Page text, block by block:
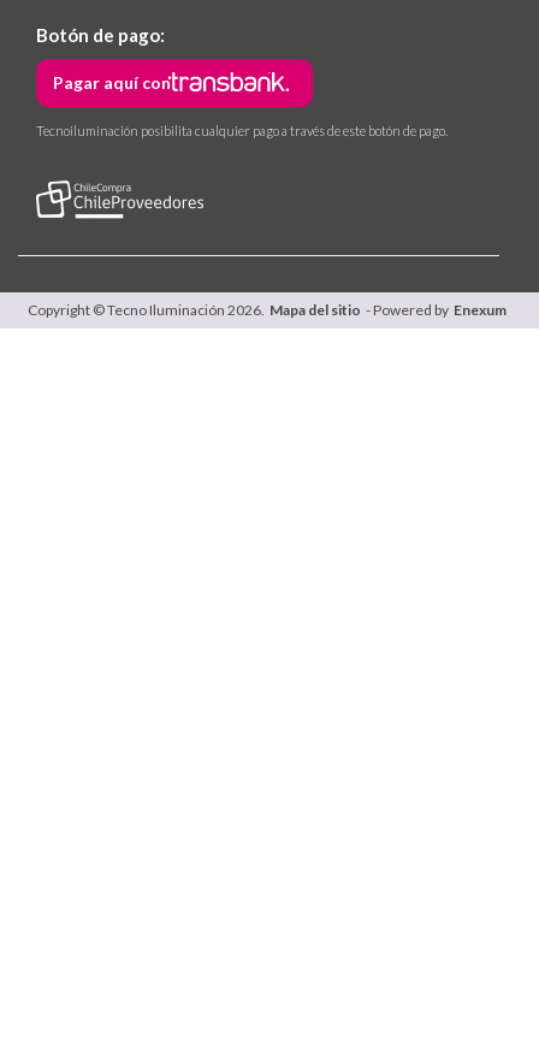
Botón de pago:
Pagar aquí con
Tecnoiluminación posibilita cualquier pago a través de este botón de pago.
Copyright © Tecno Iluminación 2026. Mapa del sitio - Powered by Enexum